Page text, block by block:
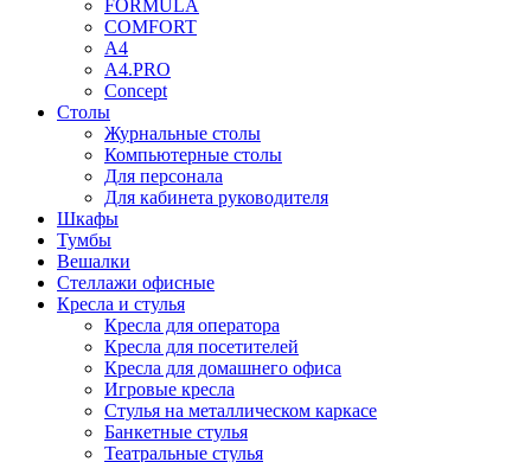
FORMULA
COMFORT
A4
A4.PRO
Concept
Столы
Журнальные столы
Компьютерные столы
Для персонала
Для кабинета руководителя
Шкафы
Тумбы
Вешалки
Стеллажи офисные
Кресла и стулья
Кресла для оператора
Кресла для посетителей
Кресла для домашнего офиса
Игровые кресла
Стулья на металлическом каркасе
Банкетные стулья
Театральные стулья